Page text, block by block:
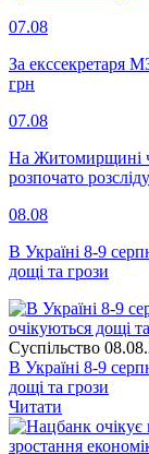
07.08
За екссекретаря
грн
07.08
На Житомирщині
розпочато
08.08
В Україні 8-9
дощі та грози
Суспiльство
В Україні 8-9
дощі та грози
Читати